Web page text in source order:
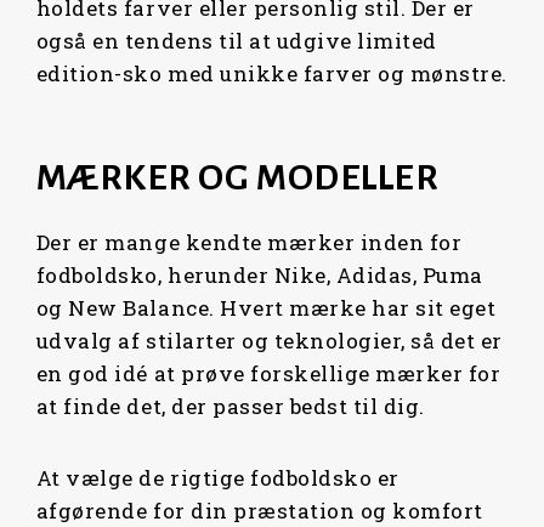
holdets farver eller personlig stil. Der er
også en tendens til at udgive limited
edition-sko med unikke farver og mønstre.
MÆRKER OG MODELLER
Der er mange kendte mærker inden for
fodboldsko, herunder Nike, Adidas, Puma
og New Balance. Hvert mærke har sit eget
udvalg af stilarter og teknologier, så det er
en god idé at prøve forskellige mærker for
at finde det, der passer bedst til dig.
At vælge de rigtige fodboldsko er
afgørende for din præstation og komfort